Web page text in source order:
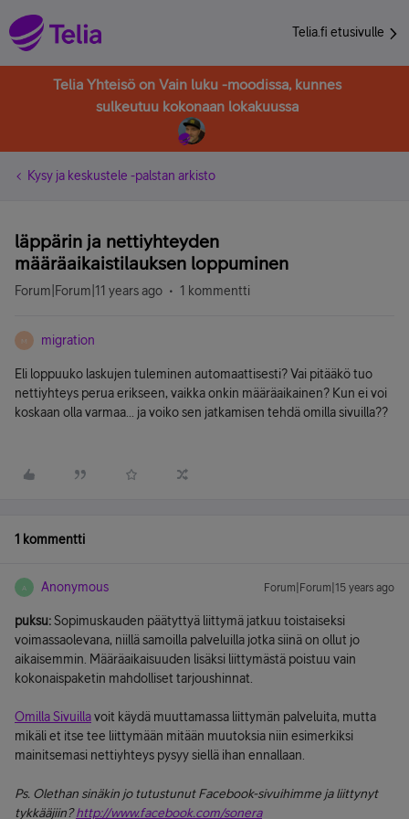
Telia.fi etusivulle
Telia Yhteisö on Vain luku -moodissa, kunnes
sulkeutuu kokonaan lokakuussa
Kysy ja keskustele -palstan arkisto
läppärin ja nettiyhteyden
määräaikaistilauksen loppuminen
Forum|Forum|11 years ago 1 kommentti
M migration
Eli loppuuko laskujen tuleminen automaattisesti? Vai pitääkö tuo
nettiyhteys perua erikseen, vaikka onkin määräaikainen? Kun ei voi
koskaan olla varmaa... ja voiko sen jatkamisen tehdä omilla sivuilla??
1 kommentti
A Anonymous Forum|Forum|15 years ago
puksu:Sopimuskauden päätyttyä liittymä jatkuu toistaiseksi
voimassaolevana, niillä samoilla palveluilla jotka siinä on ollut jo
aikaisemmin. Määräaikaisuuden lisäksi liittymästä poistuu vain
kokonaispaketin mahdolliset tarjoushinnat.
Omilla Sivuillavoit käydä muuttamassa liittymän palveluita, mutta
mikäli et itse tee liittymään mitään muutoksia niin esimerkiksi
mainitsemasi nettiyhteys pysyy siellä ihan ennallaan.
Ps. Olethan sinäkin jo tutustunut Facebook-sivuihimme ja liittynyt
tykkääjiin?http://www.facebook.com/sonera